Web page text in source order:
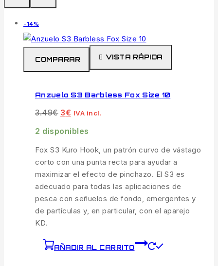
-14%
COMPARAR VISTA RÁPIDA
Anzuelo S3 Barbless Fox Size 10
3.49€ 3€ IVA incl.
2 disponibles
Fox S3 Kuro Hook, un patrón curvo de vástago
corto con una punta recta para ayudar a
maximizar el efecto de pinchazo. El S3 es
adecuado para todas las aplicaciones de
pesca con señuelos de fondo, emergentes y
de partículas y, en particular, con el aparejo
KD.
AÑADIR AL CARRITO